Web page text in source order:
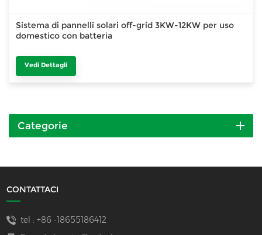
Sistema di pannelli solari off-grid 3KW-12KW per uso
domestico con batteria
Vedi Dettagli
Categorie
CONTATTACI
tel : +86 -18655186412